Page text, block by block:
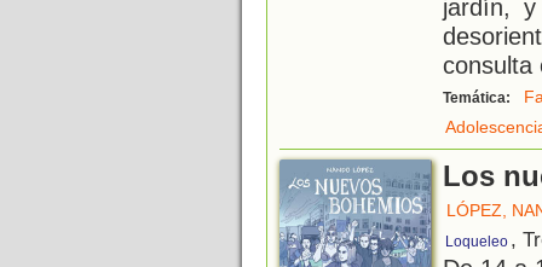
jardín,
consulta
Temática:
Los
LÓPEZ,
Loqueleo ,